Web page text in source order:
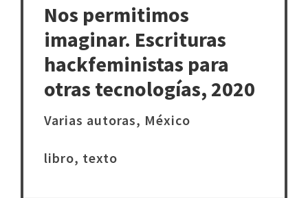
Nos permitimos
imaginar. Escrituras
hackfeministas para
otras tecnologías, 2020
Varias autoras, México
libro, texto